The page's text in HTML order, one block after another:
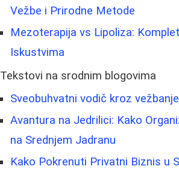
Vežbe i Prirodne Metode
Mezoterapija vs Lipoliza:
Iskustvima
Tekstovi na srodnim blogovima
Sveobuhvatni vodič kroz
Avantura na Jedrilici: Kako
na Srednjem Jadranu
Kako Pokrenuti Privatni Biznis u